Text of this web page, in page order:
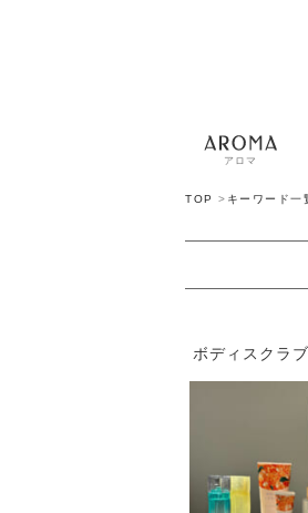
アロマ
TOP > キーワード一
ボディスクラ